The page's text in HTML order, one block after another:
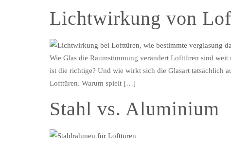
Lichtwirkung von
Wie Glas die Raumstimmung verändert Lofttüren sind
ist die richtige? Und wie wirkt sich die Glasart tatsächlich
Lofttüren. Warum spielt […]
Stahl vs. Aluminium